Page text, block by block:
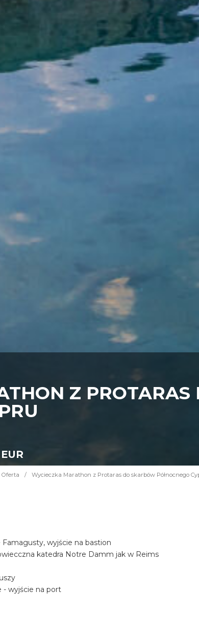
Z PROTARAS
Oferta / Wycieczka Marathon z Protaras do skarbów Północnego
wyjście na bastion
katedra Notre Damm jak w Reims
- wyjście na port